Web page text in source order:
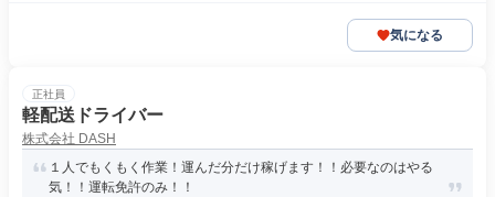
気になる
正社員
軽配送ドライバー
株式会社 DASH
１人でもくもく作業！運んだ分だけ稼げます！！必要なのはやる
気！！運転免許のみ！！